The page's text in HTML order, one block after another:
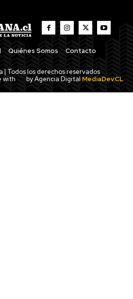
Quiénes Somos Contacto
Todos los derechos reservados
with
by Agencia Digital MediaDev.CL